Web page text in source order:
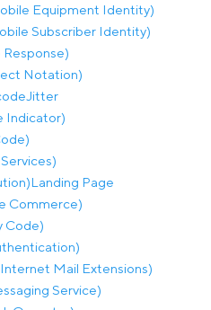
Equipment Identity)
Subscriber Identity)
Notation)
Jitter
Indicator)
Landing Page
Commerce)
Code)
Mail Extensions)
Service)